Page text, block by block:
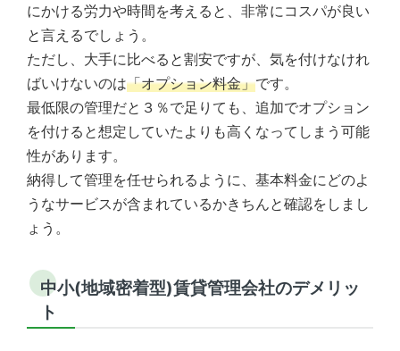
にかける労力や時間を考えると、非常にコスパが良い
と言えるでしょう。
ただし、大手に比べると割安ですが、気を付けなけれ
ばいけないのは「オプション料金」です。
最低限の管理だと３％で足りても、追加でオプション
を付けると想定していたよりも高くなってしまう可能
性があります。
納得して管理を任せられるように、基本料金にどのよ
うなサービスが含まれているかきちんと確認をしまし
ょう。
中小(地域密着型)賃貸管理会社のデメリッ
ト